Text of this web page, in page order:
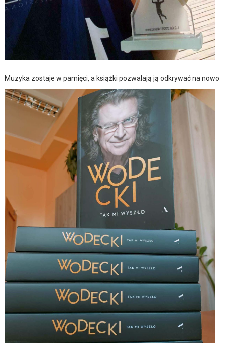
Muzyka zostaje w pamięci, a książki pozwalają ją odkrywać na nowo